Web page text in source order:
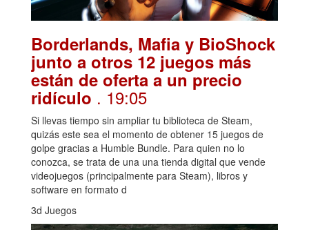
Borderlands, Mafia y BioShock
junto a otros 12 juegos más
están de oferta a un precio
ridículo . 19:05
Si llevas tiempo sin ampliar tu biblioteca de Steam,
quizás este sea el momento de obtener 15 juegos de
golpe gracias a Humble Bundle. Para quien no lo
conozca, se trata de una una tienda digital que vende
videojuegos (principalmente para Steam), libros y
software en formato d
3d Juegos